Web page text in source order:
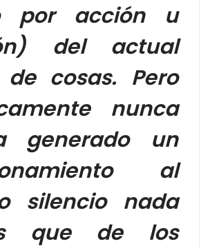
por acción u
del actual
cosas. Pero
nunca
generado un
al
silencio nada
que de los